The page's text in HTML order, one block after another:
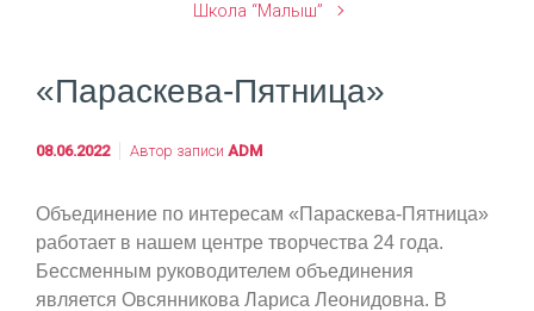
Школа “Малыш”
«Параскева-Пятница»
08.06.2022 Автор записи ADM
Объединение по интересам «Параскева-Пятница»
работает в нашем центре творчества 24 года.
Бессменным руководителем объединения
является Овсянникова Лариса Леонидовна. В